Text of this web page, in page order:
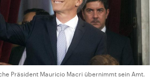
Präsident Mauricio Macri übernimmt sein Amt.